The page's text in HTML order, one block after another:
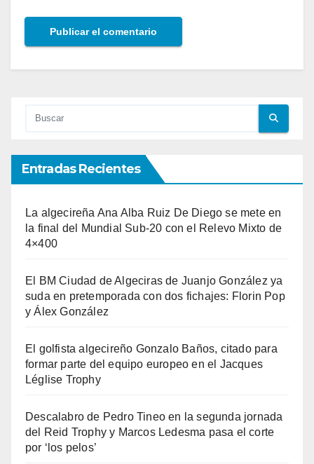
Entradas Recientes
La algecireña Ana Alba Ruiz De Diego se mete en
la final del Mundial Sub-20 con el Relevo Mixto de
4×400
El BM Ciudad de Algeciras de Juanjo González ya
suda en pretemporada con dos fichajes: Florin Pop
y Álex González
El golfista algecireño Gonzalo Baños, citado para
formar parte del equipo europeo en el Jacques
Léglise Trophy
Descalabro de Pedro Tineo en la segunda jornada
del Reid Trophy y Marcos Ledesma pasa el corte
por ‘los pelos’